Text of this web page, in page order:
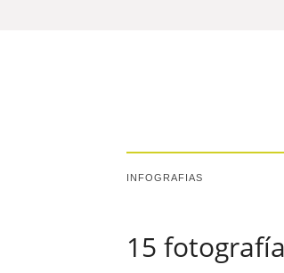
INFOGRAFIAS
15